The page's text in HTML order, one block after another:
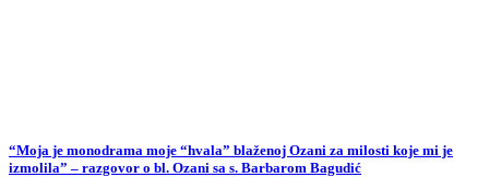
“Moja je monodrama moje “hvala” blaženoj Ozani za milosti koje mi je
izmolila” – razgovor o bl. Ozani sa s. Barbarom Bagudić